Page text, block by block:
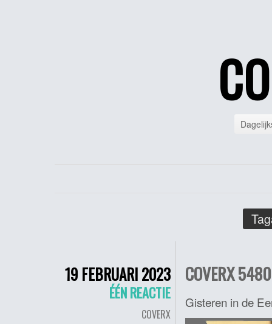
19 FEBRUARI 2023
ÉÉN REACTIE
COVERX
COVERX
Gisteren in de